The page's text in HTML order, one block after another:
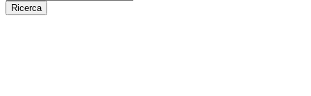
Ricerca